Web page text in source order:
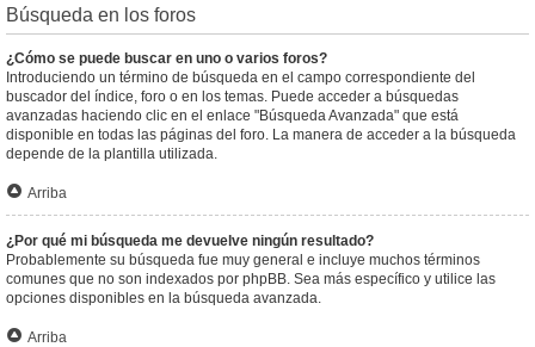
Búsqueda en los foros
¿Cómo se puede buscar en uno o varios foros?
Introduciendo un término de búsqueda en el campo correspondiente del
buscador del índice, foro o en los temas. Puede acceder a búsquedas
avanzadas haciendo clic en el enlace "Búsqueda Avanzada" que está
disponible en todas las páginas del foro. La manera de acceder a la búsqueda
depende de la plantilla utilizada.
Arriba
¿Por qué mi búsqueda me devuelve ningún resultado?
Probablemente su búsqueda fue muy general e incluye muchos términos
comunes que no son indexados por phpBB. Sea más específico y utilice las
opciones disponibles en la búsqueda avanzada.
Arriba